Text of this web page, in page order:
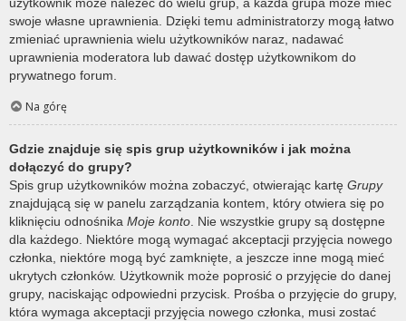
swoje własne uprawnienia. Dzięki temu administratorzy mogą łatwo
zmieniać uprawnienia wielu użytkowników naraz, nadawać
uprawnienia moderatora lub dawać dostęp użytkownikom do
prywatnego forum.
Na górę
Gdzie znajduje się spis grup użytkowników i jak można
dołączyć do grupy?
Spis grup użytkowników można zobaczyć, otwierając kartę Grupy
znajdującą się w panelu zarządzania kontem, który otwiera się po
kliknięciu odnośnika Moje konto . Nie wszystkie grupy są dostępne
dla każdego. Niektóre mogą wymagać akceptacji przyjęcia nowego
członka, niektóre mogą być zamknięte, a jeszcze inne mogą mieć
ukrytych członków. Użytkownik może poprosić o przyjęcie do danej
grupy, naciskając odpowiedni przycisk. Prośba o przyjęcie do grupy,
która wymaga akceptacji przyjęcia nowego członka, musi zostać